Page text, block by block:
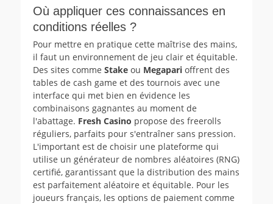
Où appliquer ces connaissances en
conditions réelles ?
Pour mettre en pratique cette maîtrise des mains,
il faut un environnement de jeu clair et équitable.
Des sites comme Stake ou Megapari offrent des
tables de cash game et des tournois avec une
interface qui met bien en évidence les
combinaisons gagnantes au moment de
l'abattage. Fresh Casino propose des freerolls
réguliers, parfaits pour s'entraîner sans pression.
L'important est de choisir une plateforme qui
utilise un générateur de nombres aléatoires (RNG)
certifié, garantissant que la distribution des mains
est parfaitement aléatoire et équitable. Pour les
joueurs français, les options de paiement comme